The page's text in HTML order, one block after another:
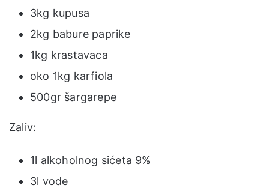
3kg kupusa
2kg babure paprike
1kg krastavaca
oko 1kg karfiola
500gr šargarepe
Zaliv:
1l alkoholnog sićeta 9%
3l vode